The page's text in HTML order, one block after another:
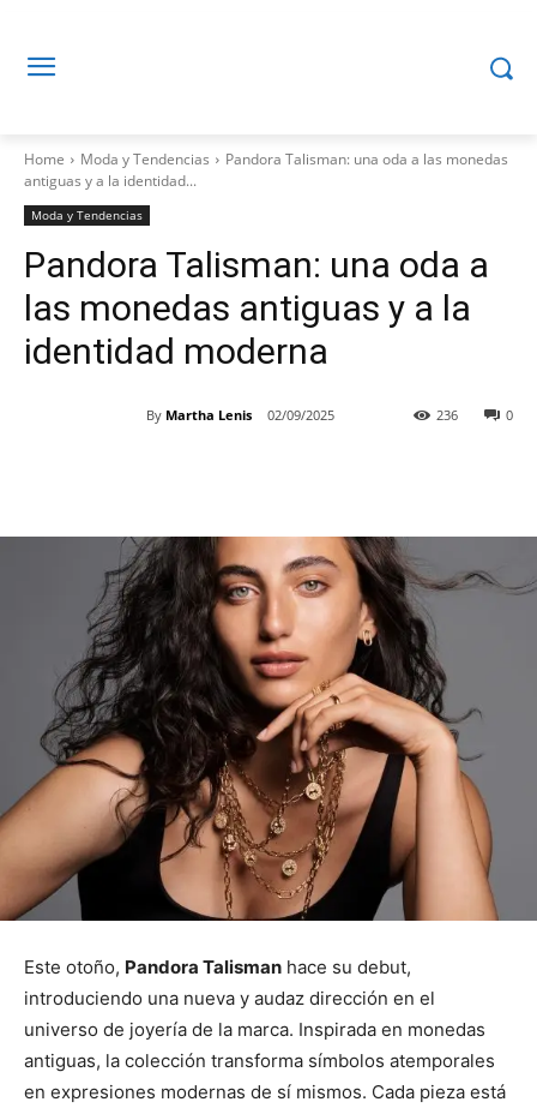
Home Moda y Tendencias
Pandora Talisman: una oda a las monedas
antiguas y a la identidad...
Moda y Tendencias
Pandora Talisman: una oda a
las monedas antiguas y a la
identidad moderna
By Martha Lenis 02/09/2025 0
236
Este otoño, Pandora Talisman hace su debut,
introduciendo una nueva y audaz dirección en el
universo de joyería de la marca. Inspirada en monedas
antiguas, la colección transforma símbolos atemporales
en expresiones modernas de sí mismos. Cada pieza está